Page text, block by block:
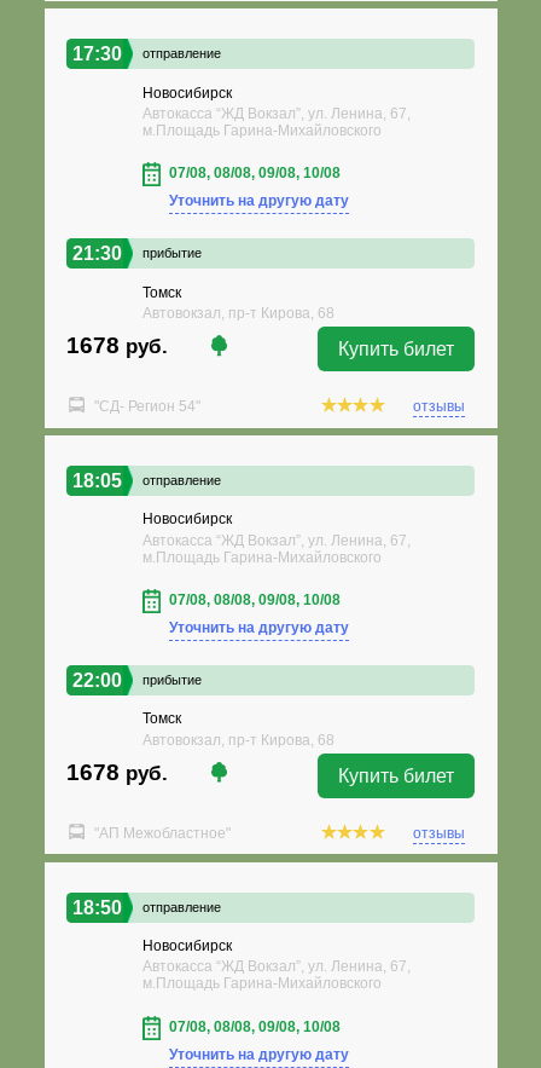
17:30 отправление
Новосибирск
Автокасса “ЖД Вокзал”, ул. Ленина, 67,
м.Площадь Гарина-Михайловского
07/08, 08/08, 09/08, 10/08
Уточнить на другую дату
21:30 прибытие
Томск
Автовокзал, пр-т Кирова, 68
1678 руб. Купить билет
"СД- Регион 54" отзывы
18:05 отправление
Новосибирск
Автокасса “ЖД Вокзал”, ул. Ленина, 67,
м.Площадь Гарина-Михайловского
07/08, 08/08, 09/08, 10/08
Уточнить на другую дату
22:00 прибытие
Томск
Автовокзал, пр-т Кирова, 68
1678 руб. Купить билет
"АП Межобластное" отзывы
18:50 отправление
Новосибирск
Автокасса “ЖД Вокзал”, ул. Ленина, 67,
м.Площадь Гарина-Михайловского
07/08, 08/08, 09/08, 10/08
Уточнить на другую дату